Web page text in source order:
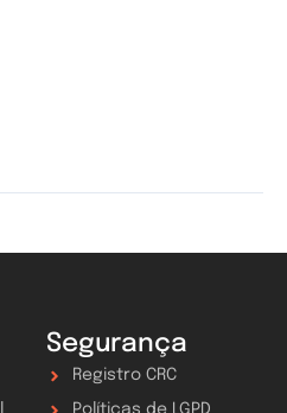
Segurança
Registro CRC